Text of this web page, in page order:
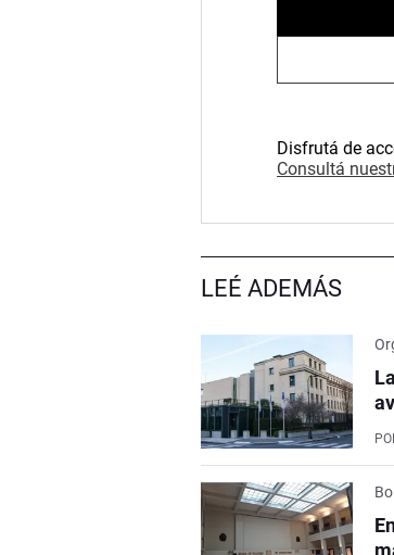
Disfrutá de
Consultá
LEÉ ADEMÁS